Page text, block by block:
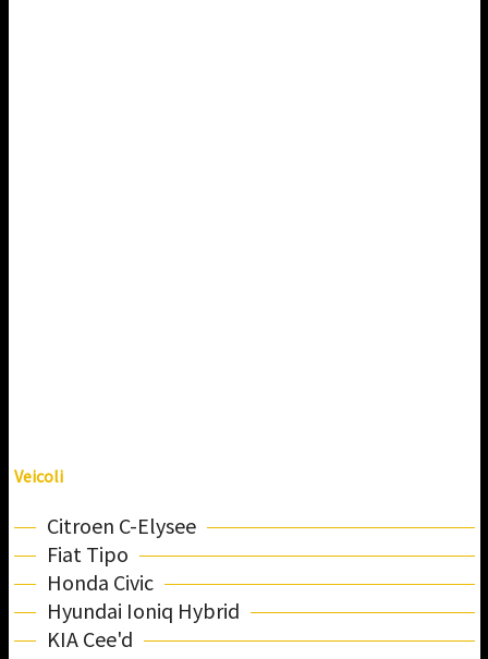
Veicoli
Citroen C-Elysee
Fiat Tipo
Honda Civic
Hyundai Ioniq Hybrid
KIA Cee'd